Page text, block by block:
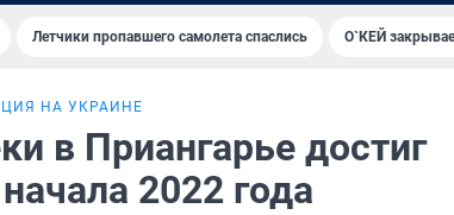
Летчики пропавшего самолета спаслись О`КЕЙ
НА УКРАИНЕ
в Приангарье достиг
2022 года